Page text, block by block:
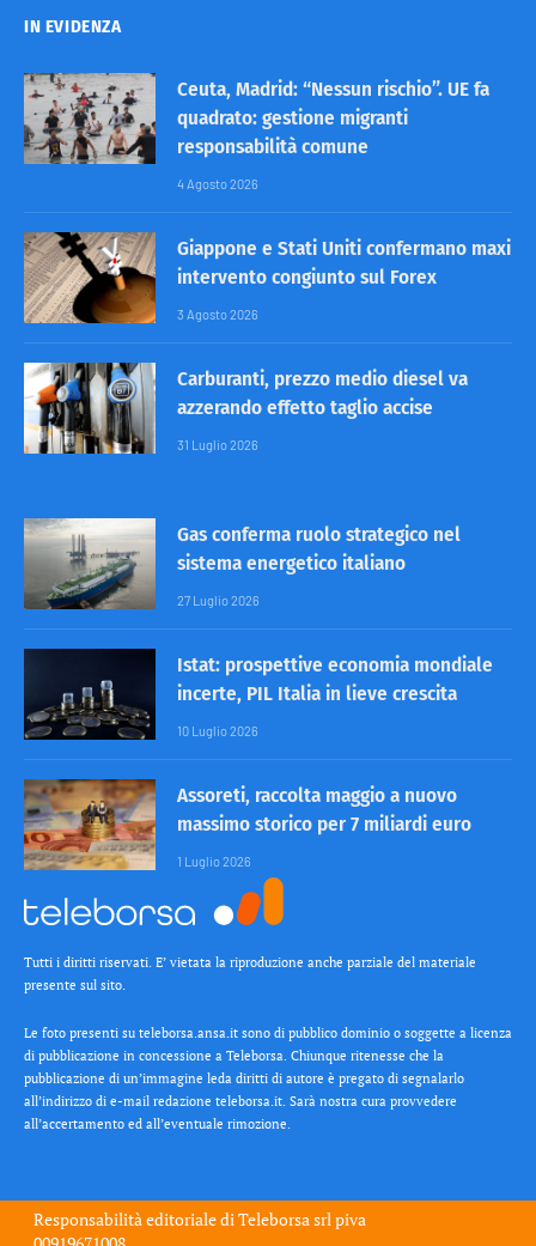
IN EVIDENZA
Ceuta, Madrid: “Nessun rischio”. UE fa
quadrato: gestione migranti
responsabilità comune
4 Agosto 2026
Giappone e Stati Uniti confermano maxi
intervento congiunto sul Forex
3 Agosto 2026
Carburanti, prezzo medio diesel va
azzerando effetto taglio accise
31 Luglio 2026
Gas conferma ruolo strategico nel
sistema energetico italiano
27 Luglio 2026
Istat: prospettive economia mondiale
incerte, PIL Italia in lieve crescita
10 Luglio 2026
Assoreti, raccolta maggio a nuovo
massimo storico per 7 miliardi euro
1 Luglio 2026
Tutti i diritti riservati. E’ vietata la riproduzione anche parziale del materiale
presente sul sito.
Le foto presenti su teleborsa.ansa.it sono di pubblico dominio o soggette a licenza
di pubblicazione in concessione a Teleborsa. Chiunque ritenesse che la
pubblicazione di un’immagine leda diritti di autore è pregato di segnalarlo
all’indirizzo di e-mail redazione teleborsa.it. Sarà nostra cura provvedere
all’accertamento ed all’eventuale rimozione.
Responsabilità editoriale diTeleborsa srl piva